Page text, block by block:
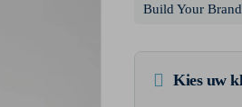
Build Your Brand
Kies uw